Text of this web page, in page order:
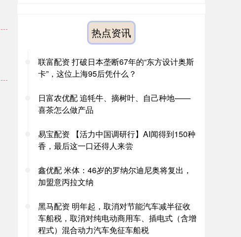
热点资讯
联富配资 打破日本垄断67年的“东方设计奥斯
卡”，这位上海95后凭什么？
日富农优配 追牦牛、摘树叶、自己种地——
喜茶怎么做产品
易宝配资 【活力中国调研行】AI闻得到150种
香，最后这一口还得人来尝
鑫优配 米体：46岁的罗纳尔迪尼奥将复出，
加盟意丙拉文纳
黑马配资 明年起，取消对节能汽车减半征收
车船税，取消对纯电动商用车、插电式（含增
程式）混合动力汽车免征车船税